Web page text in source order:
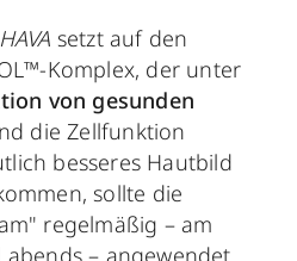
setzt auf den
Komplex, der unter
von gesunden
die Zellfunktion
besseres Hautbild
sollte die
regelmäßig – am